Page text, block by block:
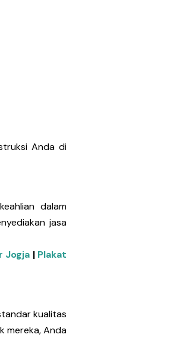
Anda di
dalam
jasa
Jogja | Plakat
kualitas
mereka, Anda